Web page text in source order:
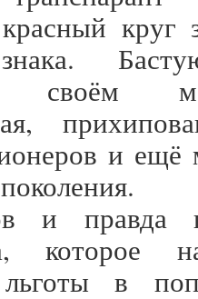
круг
знака.
своём
и
и правда
которое
в